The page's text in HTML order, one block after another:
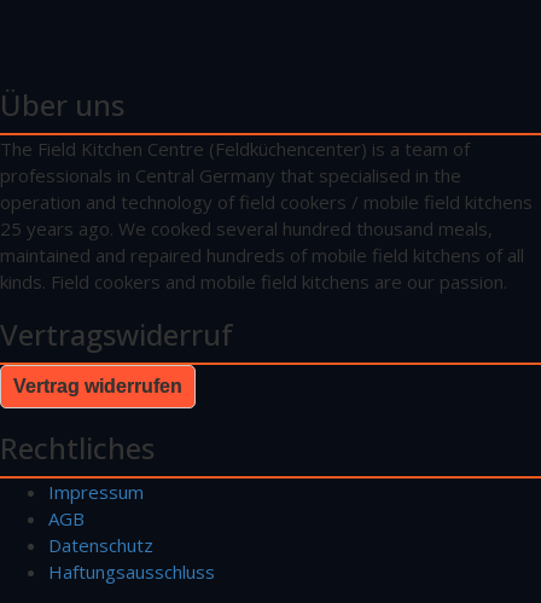
Über uns
The Field Kitchen Centre (Feldküchencenter) is a team of
professionals in Central Germany that specialised in the
operation and technology of field cookers / mobile field kitchens
25 years ago. We cooked several hundred thousand meals,
maintained and repaired hundreds of mobile field kitchens of all
kinds. Field cookers and mobile field kitchens are our passion.
Vertragswiderruf
Vertrag widerrufen
Rechtliches
Impressum
AGB
Datenschutz
Haftungsausschluss